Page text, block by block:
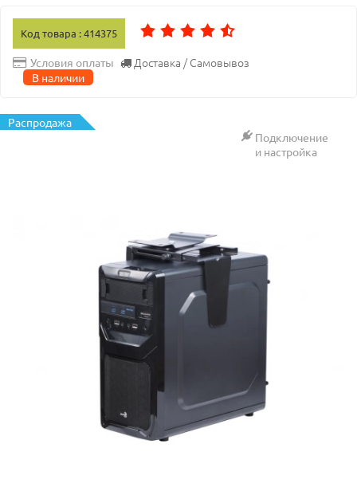
Код товара : 414375
Условия оплаты Доставка / Самовывоз
В наличии
Распродажа
Подключение
и настройка